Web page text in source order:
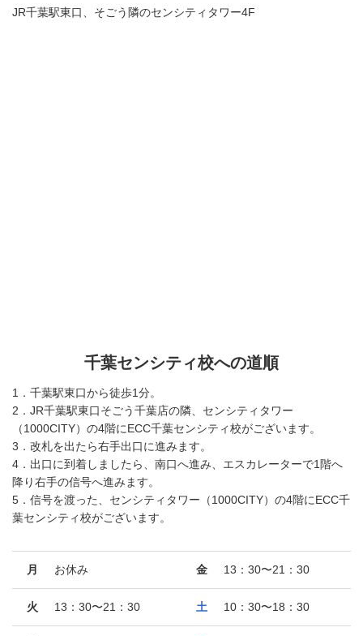
JR千葉駅東口、そごう隣のセンシティタワー4F
千葉センシティ校への道順
1．千葉駅東口から徒歩1分。
2．JR千葉駅東口そごう千葉店の隣、センシティタワー
（1000CITY）の4階にECC千葉センシティ校がございます。
3．改札を出たら右手出口に進みます。
4．出口に到着しましたら、南口へ進み、エスカレーターで1階へ
降り右手の信号へ進みます。
5．信号を渡った、センシティタワー（1000CITY）の4階にECC千
葉センシティ校がございます。
月 お休み
火 13：30〜21：30
金 13：30〜21：30
土 10：30〜18：30